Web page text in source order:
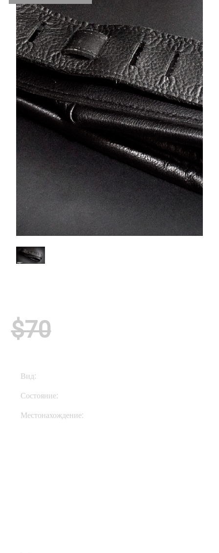
$70
Вид:
Состояние:
Местонахождение: